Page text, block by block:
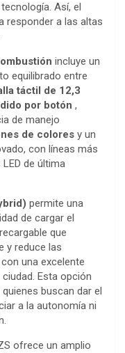
Así, el
responder a las altas
incluye un
equilibrado entre
táctil de 12,3
por botón ,
de manejo
de colores y un
con líneas más
de última
permite una
de cargar el
que
y reduce las
una excelente
Esta opción
buscan dar el
a la autonomía ni
ofrece un amplio